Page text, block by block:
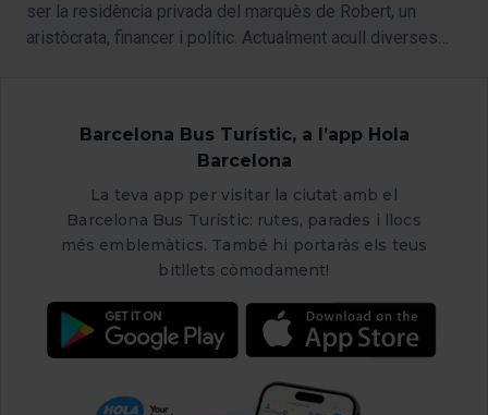
ser la residència privada del marquès de Robert, un
aristòcrata, financer i polític. Actualment acull diverses
Barcelona Bus Turístic, a l’app Hola
Barcelona
La teva app per visitar la ciutat amb el
Barcelona Bus Turístic: rutes, parades i llocs
més emblemàtics. També hi portaràs els teus
bitllets còmodament!